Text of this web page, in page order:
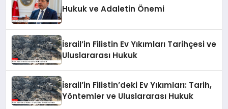
Hukuk ve Adaletin Önemi
İsrail’in Filistin Ev Yıkımları Tarihçesi ve
Uluslararası Hukuk
İsrail’in Filistin’deki Ev Yıkımları: Tarih,
Yöntemler ve Uluslararası Hukuk